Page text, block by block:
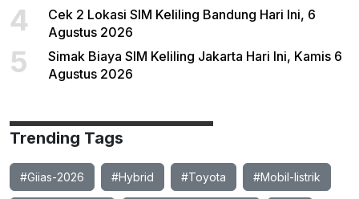
4
Cek 2 Lokasi SIM Keliling Bandung Hari Ini, 6
Agustus 2026
5
Simak Biaya SIM Keliling Jakarta Hari Ini, Kamis 6
Agustus 2026
Trending Tags
#Giias-2026 #Hybrid #Toyota #Mobil-listrik